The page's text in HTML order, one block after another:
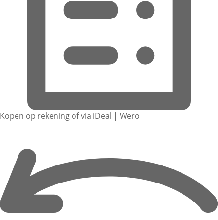
Kopen op rekening of via iDeal | Wero